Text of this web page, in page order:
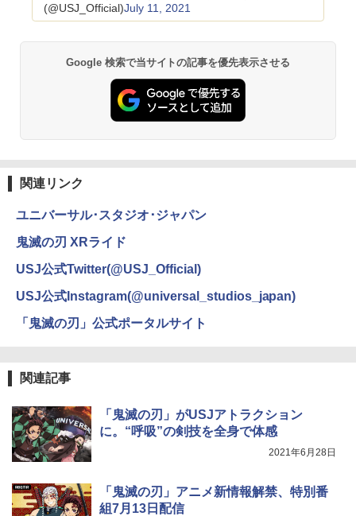
(@USJ_Official)July 11, 2021
Google 検索で当サイトの記事を優先表示させる
関連リンク
ユニバーサル･スタジオ･ジャパン
鬼滅の刃 XRライド
USJ公式Twitter(@USJ_Official)
USJ公式Instagram(@universal_studios_japan)
「鬼滅の刃」公式ポータルサイト
関連記事
「鬼滅の刃」がUSJアトラクション
に。“呼吸”の剣技を全身で体感
2021年6月28日
「鬼滅の刃」アニメ新情報解禁、特別番
組7月13日配信